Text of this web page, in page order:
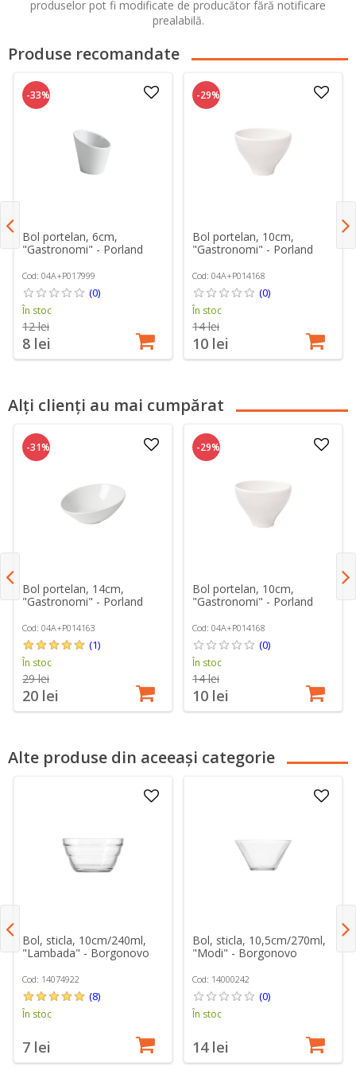
produselor pot fi modificate de producător fără notificare
prealabilă.
Produse recomandate
-33%
Bol portelan, 6cm,
"Gastronomi" - Porland
Cod: 04A+P017999
(0)
În stoc
12 lei
8 lei
-29%
Bol portelan, 10cm,
"Gastronomi" - Porland
Cod: 04A+P014168
(0)
În stoc
14 lei
10 lei
Alți clienți au mai cumpărat
-31%
Bol portelan, 14cm,
"Gastronomi" - Porland
Cod: 04A+P014163
(1)
În stoc
29 lei
20 lei
-29%
Bol portelan, 10cm,
"Gastronomi" - Porland
Cod: 04A+P014168
(0)
În stoc
14 lei
10 lei
Alte produse din aceeași categorie
Bol, sticla, 10cm/240ml,
"Lambada" - Borgonovo
Cod: 14074922
(8)
În stoc
7 lei
Bol, sticla, 10,5cm/270ml,
"Modi" - Borgonovo
Cod: 14000242
(0)
În stoc
14 lei